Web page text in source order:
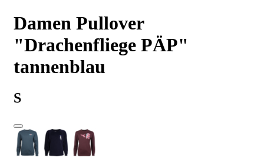
Damen Pullover
"Drachenfliege PÄP"
tannenblau
S